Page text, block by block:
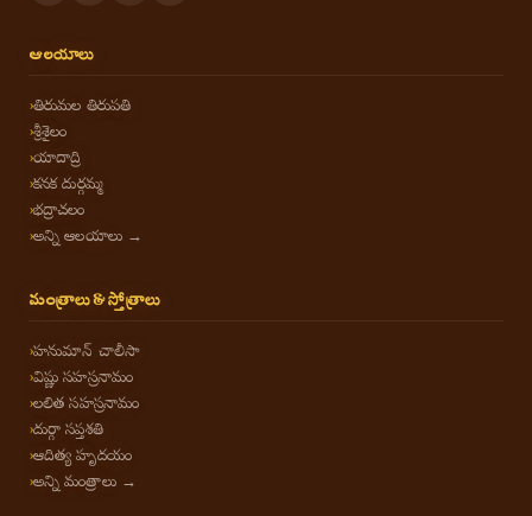
ఆలయాలు
తిరుమల తిరుపతి
శ్రీశైలం
యాదాద్రి
కనక దుర్గమ్మ
భద్రాచలం
అన్ని ఆలయాలు →
మంత్రాలు & స్తోత్రాలు
హనుమాన్ చాలీసా
విష్ణు సహస్రనామం
లలిత సహస్రనామం
దుర్గా సప్తశతి
ఆదిత్య హృదయం
అన్ని మంత్రాలు →